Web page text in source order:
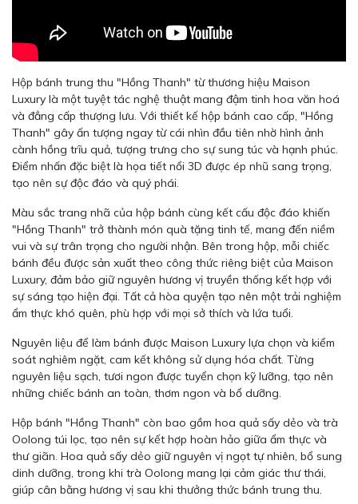
Hộp bánh trung thu "Hồng Thanh" từ thương hiệu Maison
Luxury là một tuyệt tác nghệ thuật mang đậm tinh hoa văn hoá
và đẳng cấp thượng lưu. Với thiết kế hộp bánh cao cấp, "Hồng
Thanh" gây ấn tượng ngay từ cái nhìn đầu tiên nhờ hình ảnh
cành hồng trĩu quả, tượng trưng cho sự sung túc và hạnh phúc.
Điểm nhấn đặc biệt là họa tiết nổi 3D được ép nhũ sang trọng,
tạo nên sự độc đáo và quý phái.
Màu sắc trang nhã của hộp bánh cùng kết cấu độc đáo khiến
"Hồng Thanh" trở thành món quà tặng tinh tế, mang đến niềm
vui và sự trân trọng cho người nhận. Bên trong hộp, mỗi chiếc
bánh đều được sản xuất theo công thức riêng biệt của Maison
Luxury, đảm bảo giữ nguyên hương vị truyền thống kết hợp với
sự sáng tạo hiện đại. Tất cả hòa quyện tạo nên một trải nghiệm
ẩm thực khó quên, phù hợp với mọi sở thích và lứa tuổi.
Nguyên liệu để làm bánh được Maison Luxury lựa chọn và kiểm
soát nghiêm ngặt, cam kết không sử dụng hóa chất. Từng
nguyên liệu sạch, tươi ngon được tuyển chọn kỹ lưỡng, tạo nên
những chiếc bánh an toàn, thơm ngon và bổ dưỡng.
Hộp bánh "Hồng Thanh" còn bao gồm hoa quả sấy dẻo và trà
Oolong túi lọc, tạo nên sự kết hợp hoàn hảo giữa ẩm thực và
thư giãn. Hoa quả sấy dẻo giữ nguyên vị ngọt tự nhiên, bổ sung
dinh dưỡng, trong khi trà Oolong mang lại cảm giác thư thái,
giúp cân bằng hương vị sau khi thưởng thức bánh trung thu.